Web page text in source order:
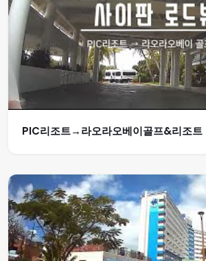
PIC리조트→라오라오베이골프&리조트